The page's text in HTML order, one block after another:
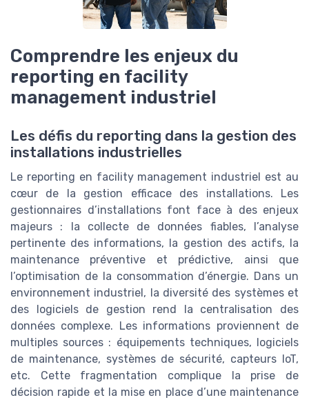
Comprendre les enjeux du
reporting en facility
management industriel
Les défis du reporting dans la gestion des
installations industrielles
Le reporting en facility management industriel est au
cœur de la gestion efficace des installations. Les
gestionnaires d’installations font face à des enjeux
majeurs : la collecte de données fiables, l’analyse
pertinente des informations, la gestion des actifs, la
maintenance préventive et prédictive, ainsi que
l’optimisation de la consommation d’énergie. Dans un
environnement industriel, la diversité des systèmes et
des logiciels de gestion rend la centralisation des
données complexe. Les informations proviennent de
multiples sources : équipements techniques, logiciels
de maintenance, systèmes de sécurité, capteurs IoT,
etc. Cette fragmentation complique la prise de
décision rapide et la mise en place d’une maintenance